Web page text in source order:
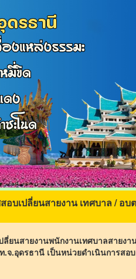
บเปลี่ยนสายงาน เทศบาล / อบ
ยนสายงานพนักงานเทศบาลสายงา
จ.อุดรธานี เป็นหน่วยดำเนินการสอ